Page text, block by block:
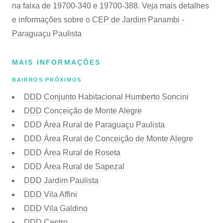
na faixa de 19700-340 e 19700-388. Veja mais detalhes
e informações sobre o CEP de Jardim Panambi -
Paraguaçu Paulista
MAIS INFORMAÇÕES
BAIRROS PRÓXIMOS
DDD Conjunto Habitacional Humberto Soncini
DDD Conceição de Monte Alegre
DDD Área Rural de Paraguaçu Paulista
DDD Área Rural de Conceição de Monte Alegre
DDD Área Rural de Roseta
DDD Área Rural de Sapezal
DDD Jardim Paulista
DDD Vila Affini
DDD Vila Galdino